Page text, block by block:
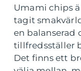
Umami chips
tagit
en balanserad
tillfredsställer
Det finns ett